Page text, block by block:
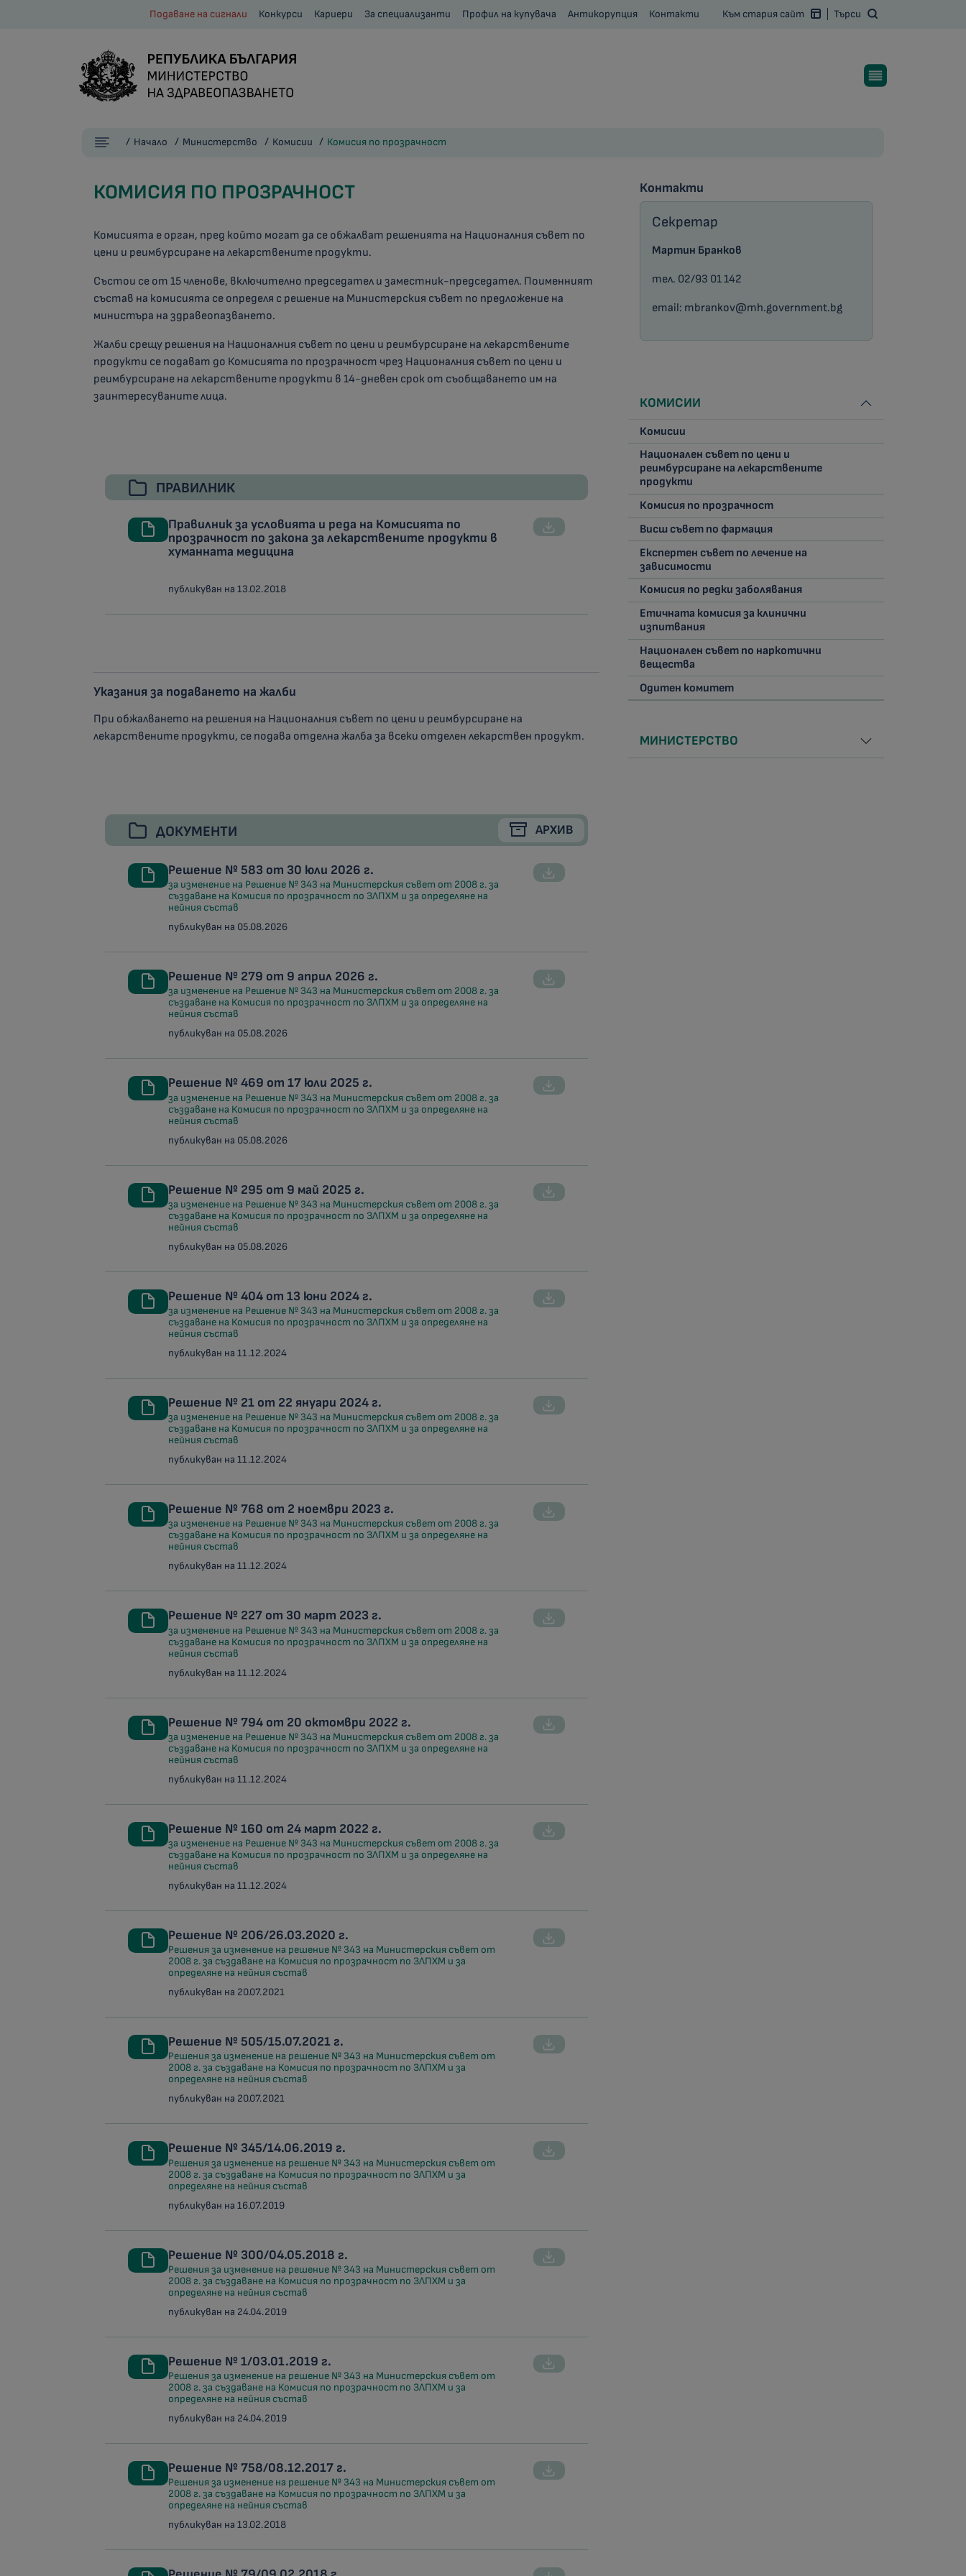
Подаване на сигнали Конкурси Кариери За специализанти Профил на купувача Антикорупция Контакти Към стария сайт Търси
Начало Министерство Комисии Комисия по прозрачност
КОМИСИЯ ПО ПРОЗРАЧНОСТ
Комисията е орган, пред който могат да се обжалват решенията на Националния съвет по
цени и реимбурсиране на лекарствените продукти.
Състои се от 15 членове, включително председател и заместник-председател. Поименният
състав на комисията се определя с решение на Министерския съвет по предложение на
министъра на здравеопазването.
Жалби срещу решения на Националния съвет по цени и реимбурсиране на лекарствените
продукти се подават до Комисията по прозрачност чрез Националния съвет по цени и
реимбурсиране на лекарствените продукти в 14-дневен срок от съобщаването им на
заинтересуваните лица.
ПРАВИЛНИК
Правилник за условията и реда на Комисията по
прозрачност по закона за лекарствените продукти в
хуманната медицина
публикуван на 13.02.2018
Указания за подаването на жалби
При обжалването на решения на Националния съвет по цени и реимбурсиране на
лекарствените продукти, се подава отделна жалба за всеки отделен лекарствен продукт.
ДОКУМЕНТИ АРХИВ
Решение № 583 от 30 юли 2026 г.
за изменение на Решение № 343 на Министерския съвет от 2008 г. за
създаване на Комисия по прозрачност по ЗЛПХМ и за определяне на
нейния състав
публикуван на 05.08.2026
Решение № 279 от 9 април 2026 г.
за изменение на Решение № 343 на Министерския съвет от 2008 г. за
създаване на Комисия по прозрачност по ЗЛПХМ и за определяне на
нейния състав
публикуван на 05.08.2026
Решение № 469 от 17 юли 2025 г.
за изменение на Решение № 343 на Министерския съвет от 2008 г. за
създаване на Комисия по прозрачност по ЗЛПХМ и за определяне на
нейния състав
публикуван на 05.08.2026
Решение № 295 от 9 май 2025 г.
за изменение на Решение № 343 на Министерския съвет от 2008 г. за
създаване на Комисия по прозрачност по ЗЛПХМ и за определяне на
нейния състав
публикуван на 05.08.2026
Решение № 404 от 13 юни 2024 г.
за изменение на Решение № 343 на Министерския съвет от 2008 г. за
създаване на Комисия по прозрачност по ЗЛПХМ и за определяне на
нейния състав
публикуван на 11.12.2024
Решение № 21 от 22 януари 2024 г.
за изменение на Решение № 343 на Министерския съвет от 2008 г. за
създаване на Комисия по прозрачност по ЗЛПХМ и за определяне на
нейния състав
публикуван на 11.12.2024
Решение № 768 от 2 ноември 2023 г.
за изменение на Решение № 343 на Министерския съвет от 2008 г. за
създаване на Комисия по прозрачност по ЗЛПХМ и за определяне на
нейния състав
публикуван на 11.12.2024
Решение № 227 от 30 март 2023 г.
за изменение на Решение № 343 на Министерския съвет от 2008 г. за
създаване на Комисия по прозрачност по ЗЛПХМ и за определяне на
нейния състав
публикуван на 11.12.2024
Решение № 794 от 20 октомври 2022 г.
за изменение на Решение № 343 на Министерския съвет от 2008 г. за
създаване на Комисия по прозрачност по ЗЛПХМ и за определяне на
нейния състав
публикуван на 11.12.2024
Решение № 160 от 24 март 2022 г.
за изменение на Решение № 343 на Министерския съвет от 2008 г. за
създаване на Комисия по прозрачност по ЗЛПХМ и за определяне на
нейния състав
публикуван на 11.12.2024
Решение № 206/26.03.2020 г.
Решения за изменение на решение № 343 на Министерския съвет от
2008 г. за създаване на Комисия по прозрачност по ЗЛПХМ и за
определяне на нейния състав
публикуван на 20.07.2021
Решение № 505/15.07.2021 г.
Решения за изменение на решение № 343 на Министерския съвет от
2008 г. за създаване на Комисия по прозрачност по ЗЛПХМ и за
определяне на нейния състав
публикуван на 20.07.2021
Решение № 345/14.06.2019 г.
Решения за изменение на решение № 343 на Министерския съвет от
2008 г. за създаване на Комисия по прозрачност по ЗЛПХМ и за
определяне на нейния състав
публикуван на 16.07.2019
Решение № 300/04.05.2018 г.
Решения за изменение на решение № 343 на Министерския съвет от
2008 г. за създаване на Комисия по прозрачност по ЗЛПХМ и за
определяне на нейния състав
публикуван на 24.04.2019
Решение № 1/03.01.2019 г.
Решения за изменение на решение № 343 на Министерския съвет от
2008 г. за създаване на Комисия по прозрачност по ЗЛПХМ и за
определяне на нейния състав
публикуван на 24.04.2019
Решение № 758/08.12.2017 г.
Решения за изменение на решение № 343 на Министерския съвет от
2008 г. за създаване на Комисия по прозрачност по ЗЛПХМ и за
определяне на нейния състав
публикуван на 13.02.2018
Контакти
Секретар
Мартин Бранков
тел. 02/93 01 142
email: mbrankov@mh.government.bg
КОМИСИИ
Комисии
Национален съвет по цени и
реимбурсиране на лекарствените
продукти
Комисия по прозрачност
Висш съвет по фармация
Експертен съвет по лечение на
зависимости
Комисия по редки заболявания
Етичната комисия за клинични
изпитвания
Национален съвет по наркотични
вещества
Одитен комитет
МИНИСТЕРСТВО